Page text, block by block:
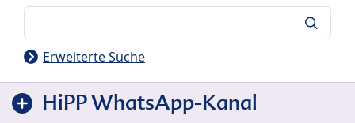
Erweiterte Suche
HiPP WhatsApp-Kanal